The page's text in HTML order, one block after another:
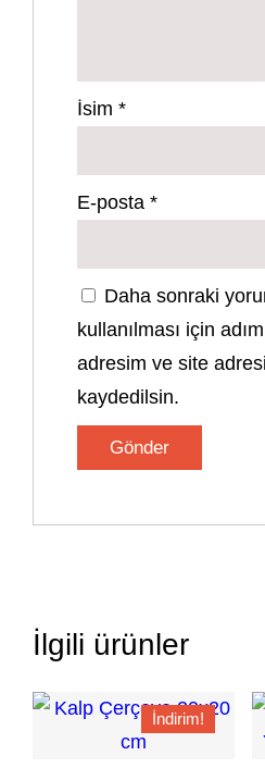
İsim*
E-posta*
Daha sonraki
kullanılması için
adresim ve site
kaydedilsin.
İlgili ürünler
İndirim!